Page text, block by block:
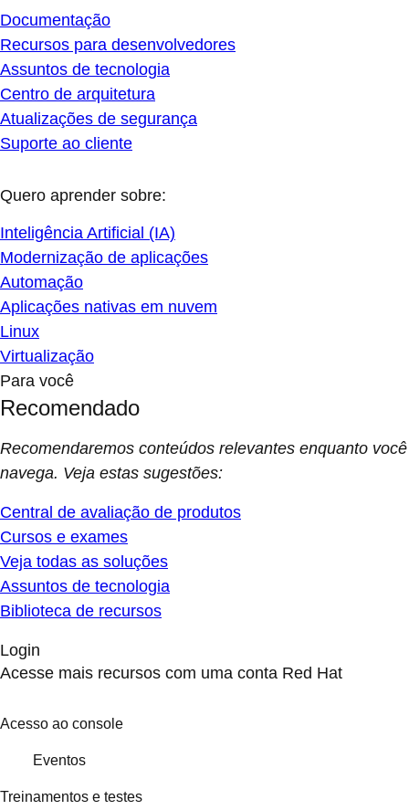
Documentação
Recursos para desenvolvedores
Assuntos de tecnologia
Centro de arquitetura
Atualizações de segurança
Suporte ao cliente
Quero aprender sobre:
Inteligência Artificial (IA)
Modernização de aplicações
Automação
Aplicações nativas em nuvem
Linux
Virtualização
Para você
Recomendado
Recomendaremos conteúdos relevantes enquanto você
navega. Veja estas sugestões:
Central de avaliação de produtos
Cursos e exames
Veja todas as soluções
Assuntos de tecnologia
Biblioteca de recursos
Login
Acesse mais recursos com uma conta Red Hat
Acesso ao console
Eventos
Treinamentos e testes